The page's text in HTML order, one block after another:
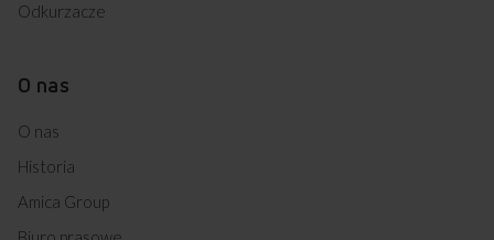
Odkurzacze
O nas
O nas
Historia
Amica Group